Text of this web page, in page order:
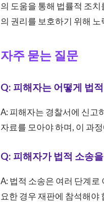
의 도움을 통해 법률적 조
의 권리를 보호하기 위해 노
자주 묻는 질문
Q: 피해자는 어떻게 법
A: 피해자는 경찰서에 신고
자료를 모아야 하며, 이 과
Q: 피해자가 법적 소송
A: 법적 소송은 여러 단계로
요한 경우 재판에 참석해야